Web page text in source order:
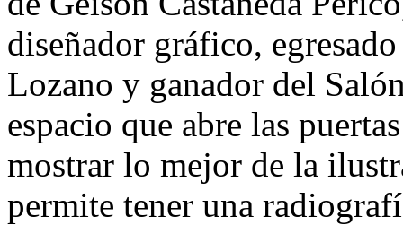
diseñador gráfico,
Lozano y ganador del
espacio que abre las
mostrar lo mejor de la
permite tener una